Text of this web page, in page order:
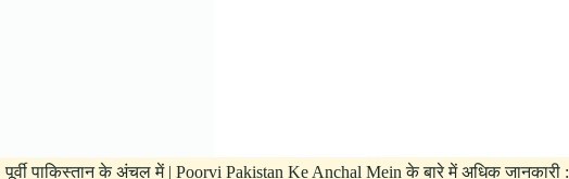
पूर्वी पाकिस्तान के अंचल में | Poorvi Pakistan Ke Anchal Mein के बारे में अधिक जानकारी :